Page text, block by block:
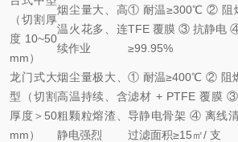
（切割厚
度 10~50
mm）
烟尘量大、高
温火花多、连
续作业
① 耐温≥300℃ ② 阻
TFE 覆膜 ③ 抗静电
≥99.95%
龙门式大
型（切割
厚度＞50
mm）
烟尘量极大、
高温持续、含
粗颗粒熔渣、
静电强烈
① 耐温≥400℃ ② 阻
滤材 + PTFE 覆膜
导静电骨架 ④ 离线
过滤面积≥15㎡/ 支